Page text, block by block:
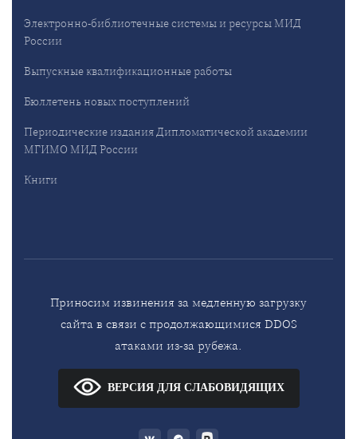
Электронно-библиотечные системы и ресурсы МИД
России
Выпускные квалификационные работы
Бюллетень новых поступлений
Периодические издания Дипломатической академии
МГИМО МИД России
Книги
Приносим извинения за медленную загрузку
сайта в связи с продолжающимися DDOS
атаками из-за рубежа.
ВЕРСИЯ ДЛЯ СЛАБОВИДЯЩИХ